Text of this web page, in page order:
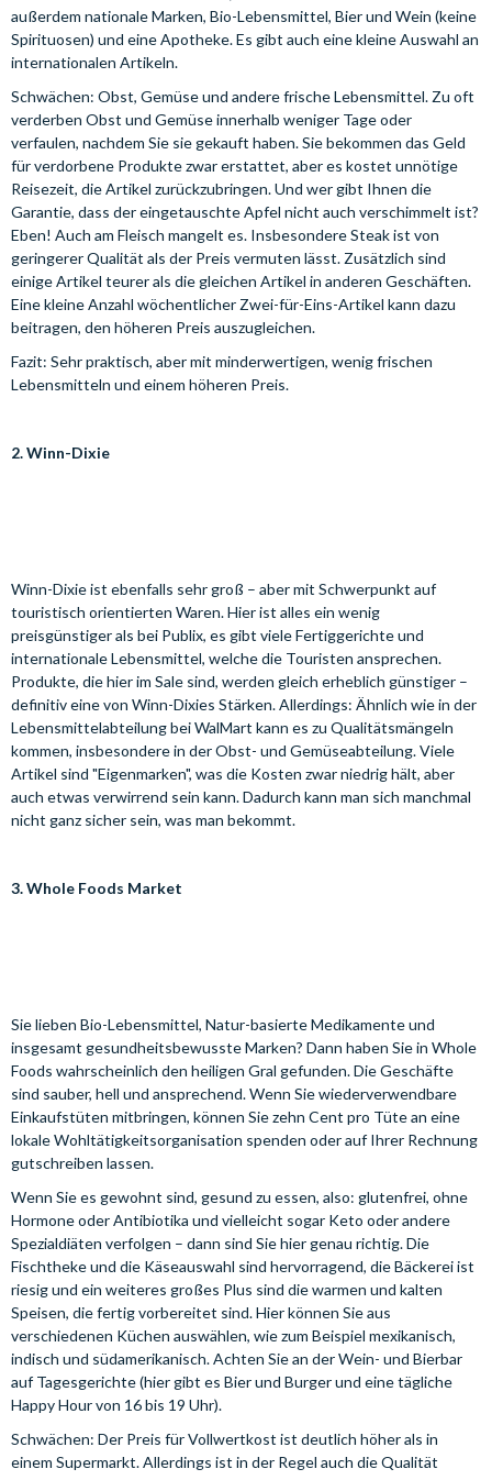
außerdem nationale Marken, Bio-Lebensmittel, Bier und Wein (keine
Spirituosen) und eine Apotheke. Es gibt auch eine kleine Auswahl an
internationalen Artikeln.
Schwächen: Obst, Gemüse und andere frische Lebensmittel. Zu oft
verderben Obst und Gemüse innerhalb weniger Tage oder
verfaulen, nachdem Sie sie gekauft haben. Sie bekommen das Geld
für verdorbene Produkte zwar erstattet, aber es kostet unnötige
Reisezeit, die Artikel zurückzubringen. Und wer gibt Ihnen die
Garantie, dass der eingetauschte Apfel nicht auch verschimmelt ist?
Eben! Auch am Fleisch mangelt es. Insbesondere Steak ist von
geringerer Qualität als der Preis vermuten lässt. Zusätzlich sind
einige Artikel teurer als die gleichen Artikel in anderen Geschäften.
Eine kleine Anzahl wöchentlicher Zwei-für-Eins-Artikel kann dazu
beitragen, den höheren Preis auszugleichen.
Fazit: Sehr praktisch, aber mit minderwertigen, wenig frischen
Lebensmitteln und einem höheren Preis.
2. Winn-Dixie
Winn-Dixie ist ebenfalls sehr groß – aber mit Schwerpunkt auf
touristisch orientierten Waren. Hier ist alles ein wenig
preisgünstiger als bei Publix, es gibt viele Fertiggerichte und
internationale Lebensmittel, welche die Touristen ansprechen.
Produkte, die hier im Sale sind, werden gleich erheblich günstiger –
definitiv eine von Winn-Dixies Stärken. Allerdings: Ähnlich wie in der
Lebensmittelabteilung bei WalMart kann es zu Qualitätsmängeln
kommen, insbesondere in der Obst- und Gemüseabteilung. Viele
Artikel sind "Eigenmarken", was die Kosten zwar niedrig hält, aber
auch etwas verwirrend sein kann. Dadurch kann man sich manchmal
nicht ganz sicher sein, was man bekommt.
3. Whole Foods Market
Sie lieben Bio-Lebensmittel, Natur-basierte Medikamente und
insgesamt gesundheitsbewusste Marken? Dann haben Sie in Whole
Foods wahrscheinlich den heiligen Gral gefunden. Die Geschäfte
sind sauber, hell und ansprechend. Wenn Sie wiederverwendbare
Einkaufstüten mitbringen, können Sie zehn Cent pro Tüte an eine
lokale Wohltätigkeitsorganisation spenden oder auf Ihrer Rechnung
gutschreiben lassen.
Wenn Sie es gewohnt sind, gesund zu essen, also: glutenfrei, ohne
Hormone oder Antibiotika und vielleicht sogar Keto oder andere
Spezialdiäten verfolgen – dann sind Sie hier genau richtig. Die
Fischtheke und die Käseauswahl sind hervorragend, die Bäckerei ist
riesig und ein weiteres großes Plus sind die warmen und kalten
Speisen, die fertig vorbereitet sind. Hier können Sie aus
verschiedenen Küchen auswählen, wie zum Beispiel mexikanisch,
indisch und südamerikanisch. Achten Sie an der Wein- und Bierbar
auf Tagesgerichte (hier gibt es Bier und Burger und eine tägliche
Happy Hour von 16 bis 19 Uhr).
Schwächen: Der Preis für Vollwertkost ist deutlich höher als in
einem Supermarkt. Allerdings ist in der Regel auch die Qualität